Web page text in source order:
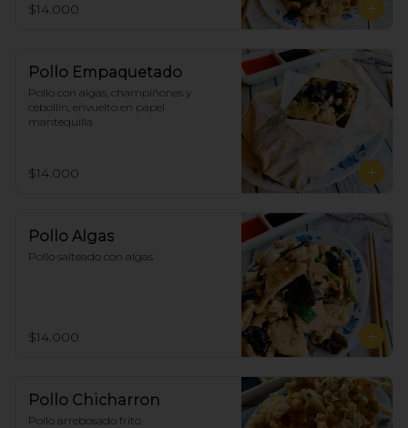
$14.000
Pollo Empaquetado
Pollo con algas, champiñones y
cebollín, envuelto en papel
mantequilla
$14.000
Pollo Algas
Pollo salteado con algas
$14.000
Pollo Chicharron
Pollo arrebosado frito